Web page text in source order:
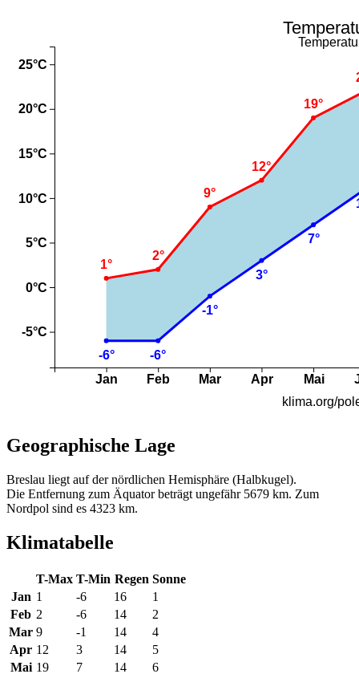
Geographische Lage
Breslau liegt auf der nördlichen Hemisphäre (Halbkugel).
Die Entfernung zum Äquator beträgt ungefähr 5679 km. Zum
Nordpol sind es 4323 km.
Klimatabelle
T-Max T-Min Regen Sonne
Jan 1 -6 16
1
Feb 2 -6 14
2
Mar 9 -1 14
4
Apr 12 3 14
5
Mai 19 7 14 6